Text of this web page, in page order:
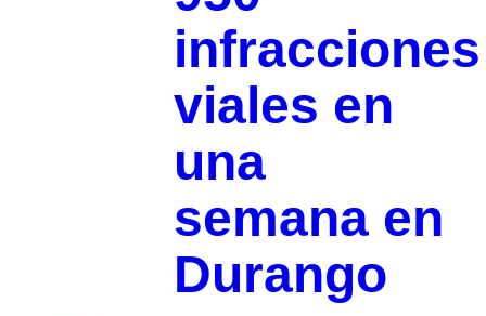
infracciones
viales en
una
semana en
Durango